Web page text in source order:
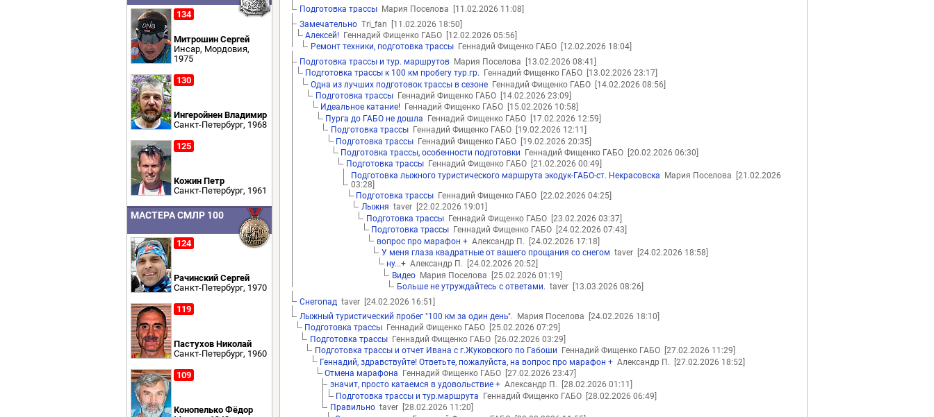
134
Митрошин Сергей
Инсар, Мордовия,
1975
130
Ингеройнен Владимир
Санкт-Петербург, 1968
125
Кожин Петр
Санкт-Петербург, 1961
МАСТЕРА СМЛР 100
124
Рачинский Сергей
Санкт-Петербург, 1970
119
Пастухов Николай
Санкт-Петербург, 1960
109
Конопелько Фёдор
Подготовка трассыМария Поселова
[11.02.2026 11:08]
ЗамечательноTri_fan
[11.02.2026 18:50]
Алексей! Геннадий Фищенко ГАБО
[12.02.2026 05:56]
Ремонт техники, подготовка трассыГеннадий Фищенко ГАБО
[12.02.2026 18:04]
Подготовка трассы и тур. маршрутовМария Поселова
[13.02.2026 08:41]
Подготовка трассы к 100 км пробегу тур.гр. Геннадий Фищенко ГАБО
[13.02.2026 23:17]
Одна из лучших подготовок трассы в сезонеГеннадий Фищенко ГАБО [14.02.2026 08:56]
Подготовка трассыГеннадий Фищенко ГАБО
[14.02.2026 23:09]
Идеальное катание! Геннадий Фищенко ГАБО
[15.02.2026 10:58]
Пурга до ГАБО не дошла Геннадий Фищенко ГАБО [17.02.2026 12:59]
Подготовка трассыГеннадий Фищенко ГАБО
[19.02.2026 12:11]
Подготовка трассы Геннадий Фищенко ГАБО [19.02.2026 20:35]
Подготовка трассы, особенности подготовки
Геннадий Фищенко ГАБО
[20.02.2026 06:30]
Подготовка трассыГеннадий Фищенко ГАБО
[21.02.2026 00:49]
Подготовка лыжного туристического маршрута экодук-ГАБО-ст. Некрасовска Мария Поселова
[21.02.2026
03:28]
Подготовка трассы Геннадий Фищенко ГАБО
[22.02.2026 04:25]
Лыжня taver
[22.02.2026 19:01]
Подготовка трассыГеннадий Фищенко ГАБО [23.02.2026 03:37]
Подготовка трассы Геннадий Фищенко ГАБО
[24.02.2026 07:43]
вопрос про марафон +Александр П.
[24.02.2026 17:18]
У меня глаза квадратные от вашего прощания со снегом taver
[24.02.2026 18:58]
ну...+ Александр П.
[24.02.2026 20:52]
ВидеоМария Поселова
[25.02.2026 01:19]
Больше не утруждайтесь с ответами. taver
[13.03.2026 08:26]
Снегопад taver [24.02.2026 16:51]
Лыжный туристический пробег "100 км за один день". Мария Поселова
[24.02.2026 18:10]
Подготовка трассы Геннадий Фищенко ГАБО
[25.02.2026 07:29]
Подготовка трассыГеннадий Фищенко ГАБО [26.02.2026 03:29]
Подготовка трассы и отчет Ивана с г.Жуковского по Габоши Геннадий Фищенко ГАБО
[27.02.2026 11:29]
Геннадий, здравствуйте! Ответьте, пожалуйста, на вопрос про марафон + Александр П.
[27.02.2026 18:52]
Отмена марафона
Геннадий Фищенко ГАБО
[27.02.2026 23:47]
значит, просто катаемся в удовольствие +Александр П.
[28.02.2026 01:11]
Подготовка трассы и тур.маршрута Геннадий Фищенко ГАБО [28.02.2026 06:49]
Правильноtaver
[28.02.2026 11:20]